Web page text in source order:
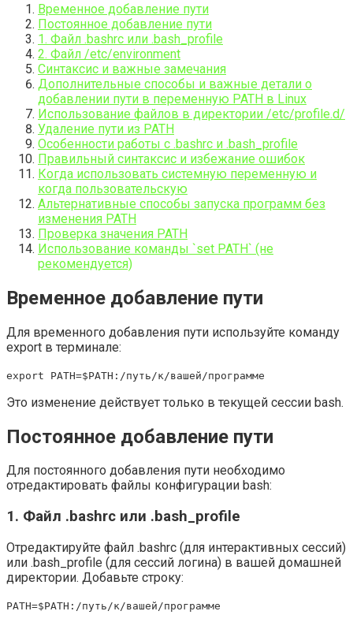
Временное добавление пути
Постоянное добавление пути
1. Файл .bashrc или .bash_profile
2. Файл /etc/environment
Синтаксис и важные замечания
Дополнительные способы и важные детали о
добавлении пути в переменную PATH в Linux
Использование файлов в директории /etc/profile.d/
Удаление пути из PATH
Особенности работы с .bashrc и .bash_profile
Правильный синтаксис и избежание ошибок
Когда использовать системную переменную и
когда пользовательскую
Альтернативные способы запуска программ без
изменения PATH
Проверка значения PATH
Использование команды `set PATH` (не
рекомендуется)
Временное добавление пути
Для временного добавления пути используйте команду
export в терминале:
export PATH=$PATH:/путь/к/вашей/программе
Это изменение действует только в текущей сессии bash.
Постоянное добавление пути
Для постоянного добавления пути необходимо
отредактировать файлы конфигурации bash:
1. Файл .bashrc или .bash_profile
Отредактируйте файл .bashrc (для интерактивных сессий)
или .bash_profile (для сессий логина) в вашей домашней
директории. Добавьте строку:
PATH=$PATH:/путь/к/вашей/программе